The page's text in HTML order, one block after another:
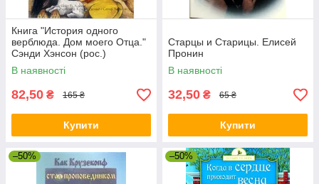
Книга "История одного
верблюда. Дом моего Отца."
Сэнди Хэнсон (рос.)
В наявності
82,50 ₴ 165 ₴
Купити
Старцы и Старицы. Елисей
Пронин
В наявності
32,50 ₴ 65 ₴
Купити
–50% –50%